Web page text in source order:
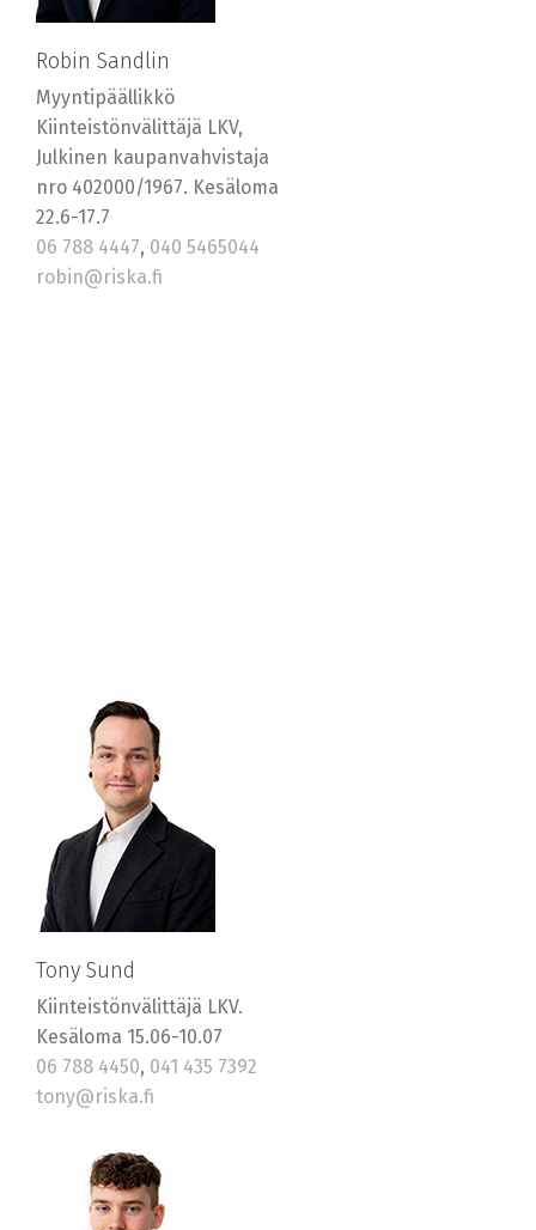
Robin Sandlin
Myyntipäällikkö
Kiinteistönvälittäjä LKV,
Julkinen kaupanvahvistaja
nro 402000/1967. Kesäloma
22.6-17.7
06 788 4447, 040 5465044
robin@riska.fi
Tony Sund
Kiinteistönvälittäjä LKV.
Kesäloma 15.06-10.07
06 788 4450, 041 435 7392
tony@riska.fi